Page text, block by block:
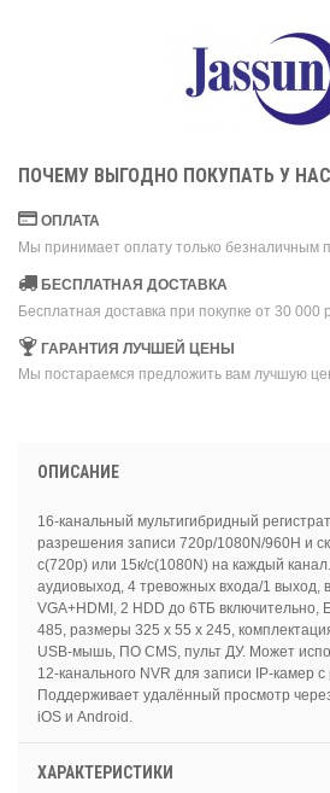
ПОЧЕМУ ВЫГОДНО ПОКУПАТЬ У НАС
ОПЛАТА
Мы принимает оплату только безналичным
БЕСПЛАТНАЯ ДОСТАВКА
Бесплатная доставка при покупке от 30 000
ГАРАНТИЯ ЛУЧШЕЙ ЦЕНЫ
Мы постараемся предложить вам лучшую
ОПИСАНИЕ
16-канальный мультигибридный
разрешения записи 720p/1080N/960H и
с(720p) или 15к/с(1080N) на каждый
аудиовыход, 4 тревожных входа/1 выход,
VGA+HDMI, 2 HDD до 6ТБ включительно,
485, размеры 325 x 55 x 245,
USB-мышь, ПО CMS, пульт ДУ. Может
12-канального NVR для записи IP-камер
Поддерживает удалённый просмотр
iOS и Android.
ХАРАКТЕРИСТИКИ